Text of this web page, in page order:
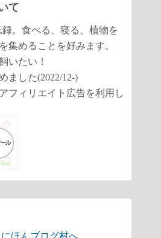
て
。食べる、寝る、植物を
集めることを好みます。
いたい！
ました(2022/12-)
フィリエイト広告を利用し